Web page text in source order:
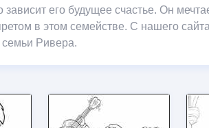
зависит его будущее счастье. Он
в этом семействе. С нашего
семьи Ривера.